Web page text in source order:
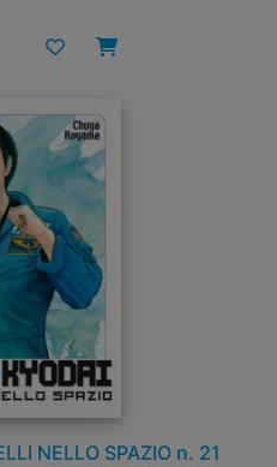
NELLO SPAZIO n. 21